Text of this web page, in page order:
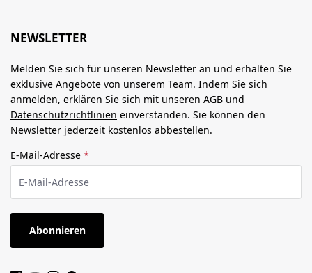
NEWSLETTER
Melden Sie sich für unseren Newsletter an und erhalten Sie
exklusive Angebote von unserem Team. Indem Sie sich
anmelden, erklären Sie sich mit unseren AGB und
Datenschutzrichtlinien einverstanden. Sie können den
Newsletter jederzeit kostenlos abbestellen.
E-Mail-Adresse *
Abonnieren